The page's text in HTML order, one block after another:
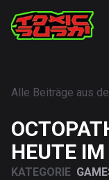
TOXIC NEWS
TOXIC ARCHIV
TOXIC SHOP
Alle Beiträge aus
HEUTE
KATEGORIE